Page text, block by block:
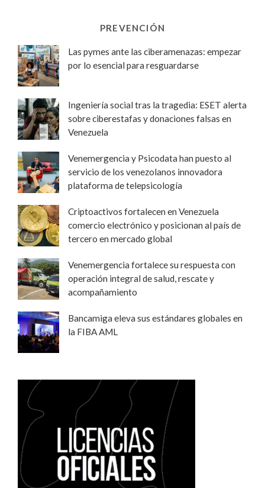
PREVENCIÓN
Las pymes ante las ciberamenazas: empezar
por lo esencial para resguardarse
Ingeniería social tras la tragedia: ESET alerta
sobre ciberestafas y donaciones falsas en
Venezuela
Venemergencia y Psicodata han puesto al
servicio de los venezolanos innovadora
plataforma de telepsicología
Criptoactivos fortalecen en Venezuela
comercio electrónico y posicionan al país de
tercero en mercado global
Venemergencia fortalece su respuesta con
operación integral de salud, rescate y
acompañamiento
Bancamiga eleva sus estándares globales en
la FIBA AML